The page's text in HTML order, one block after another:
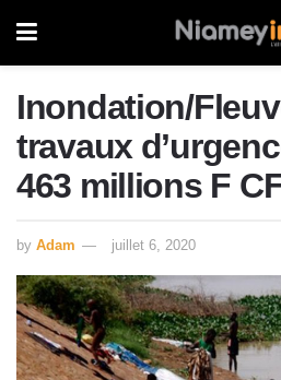
Inondation/
travaux
463 millions F
by Adam juillet 6, 2020